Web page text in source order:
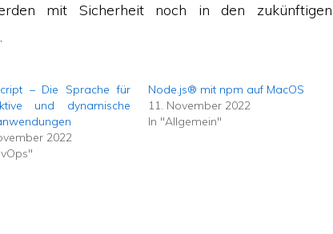
mit Sicherheit noch in den zukünftigen
– Die Sprache für
und dynamische
2022
Node.js® mit npm auf MacOS
11. November 2022
In "Allgemein"